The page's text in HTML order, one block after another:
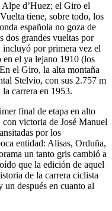
d’Huez; el Giro el
tiene, sobre todo, los
española no goza de
dos grandes vueltas por
incluyó por primera vez el
el ya lejano 1910 (los
el Giro, la alta montaña
Stelvio, con sus 2.757 m
carrera en 1953.
final de etapa en alto
victoria de José Manuel
por los
entidad: Alisas, Orduña,
un tanto gris cambió a
que la edición de aquel
de la carrera ciclista
un después en cuanto al